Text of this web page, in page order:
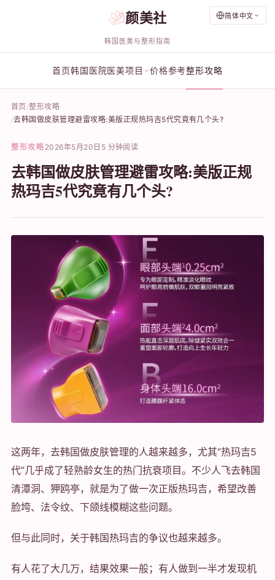
简体中文
颜美社
韩国医美与整形指南
首页韩国医院医美项目 价格参考整形攻略
首页 整形攻略
去韩国做皮肤管理避雷攻略:美版正规热玛吉5代究竟有几个头?
整形攻略 2026年5月20日 5 分钟阅读
去韩国做皮肤管理避雷攻略:美版正规
热玛吉5代究竟有几个头?
这两年，去韩国做皮肤管理的人越来越多，尤其“热玛吉5
代”几乎成了轻熟龄女生的热门抗衰项目。不少人飞去韩国
清潭洞、狎鸥亭，就是为了做一次正版热玛吉，希望改善
脸垮、法令纹、下颌线模糊这些问题。
但与此同时，关于韩国热玛吉的争议也越来越多。
有人花了大几万，结果效果一般；有人做到一半才发现机